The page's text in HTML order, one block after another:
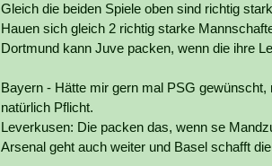
Gleich die beiden Spiele oben sind richtig
Hauen sich gleich 2 richtig starke
Dortmund kann Juve packen, wenn die ihre
Bayern - Hätte mir gern mal PSG
natürlich Pflicht.
Leverkusen: Die packen das, wenn se
Arsenal geht auch weiter und Basel schafft